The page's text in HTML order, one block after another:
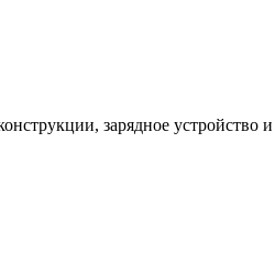
зарядное устройство и